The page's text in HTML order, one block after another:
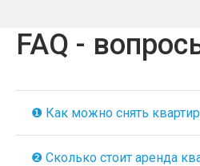
FAQ -
❶ Как можно снять
❷ Сколько стоит аренда